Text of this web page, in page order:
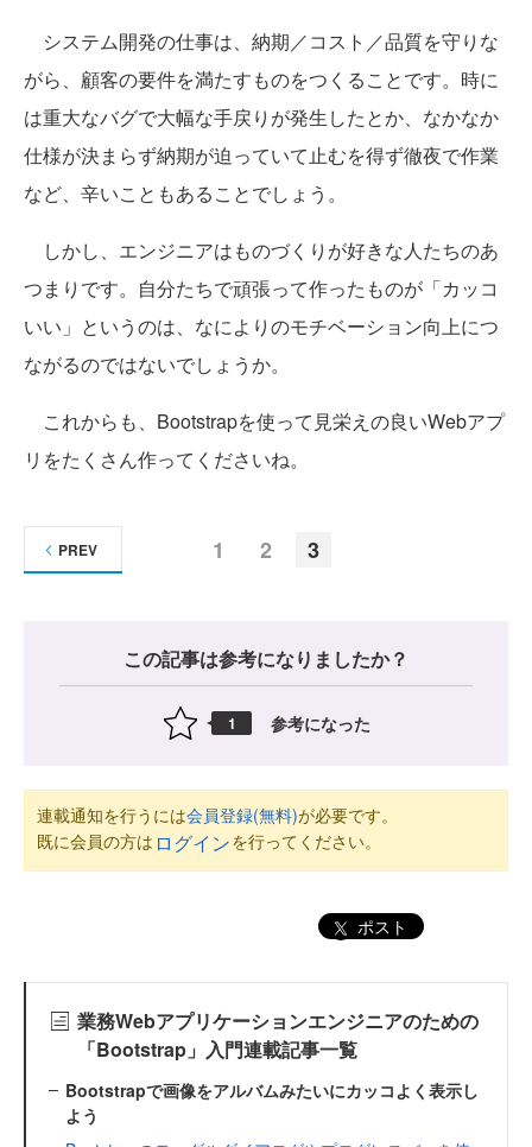
システム開発の仕事は、納期／コスト／品質を守りな
がら、顧客の要件を満たすものをつくることです。時に
は重大なバグで大幅な手戻りが発生したとか、なかなか
仕様が決まらず納期が迫っていて止むを得ず徹夜で作業
など、辛いこともあることでしょう。
しかし、エンジニアはものづくりが好きな人たちのあ
つまりです。自分たちで頑張って作ったものが「カッコ
いい」というのは、なによりのモチベーション向上につ
ながるのではないでしょうか。
これからも、Bootstrapを使って見栄えの良いWebアプ
リをたくさん作ってくださいね。
1 2 3
PREV
この記事は参考になりましたか？
1 参考になった
連載通知を行うには会員登録(無料)が必要です。
既に会員の方は ログインを行ってください。
ポスト
業務Webアプリケーションエンジニアのための
「Bootstrap」入門連載記事一覧
Bootstrapで画像をアルバムみたいにカッコよく表示し
よう